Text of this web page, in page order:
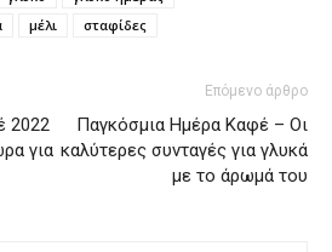
μέλι σταφίδες
2022
για
Επόμενο άρθρο
Παγκόσμια Ημέρα Καφέ – Οι
καλύτερες συνταγές για γλυκά
με το άρωμά του